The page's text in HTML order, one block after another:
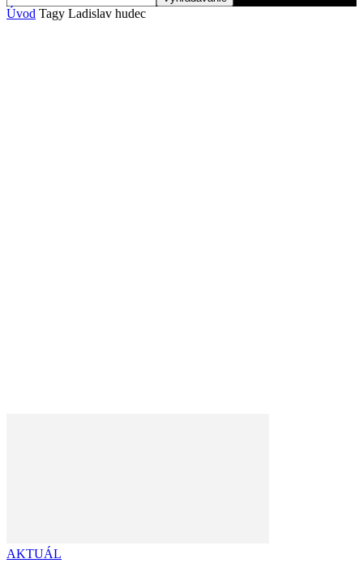
Úvod Tagy Ladislav hudec
AKTUÁL